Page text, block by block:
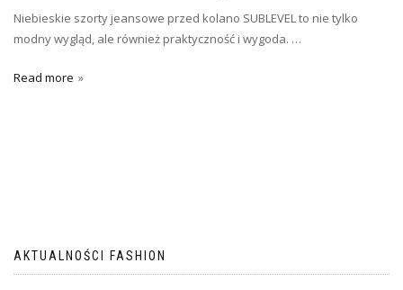
Niebieskie szorty jeansowe przed kolano SUBLEVEL to nie tylko
modny wygląd, ale również praktyczność i wygoda. …
Read more
AKTUALNOŚCI FASHION